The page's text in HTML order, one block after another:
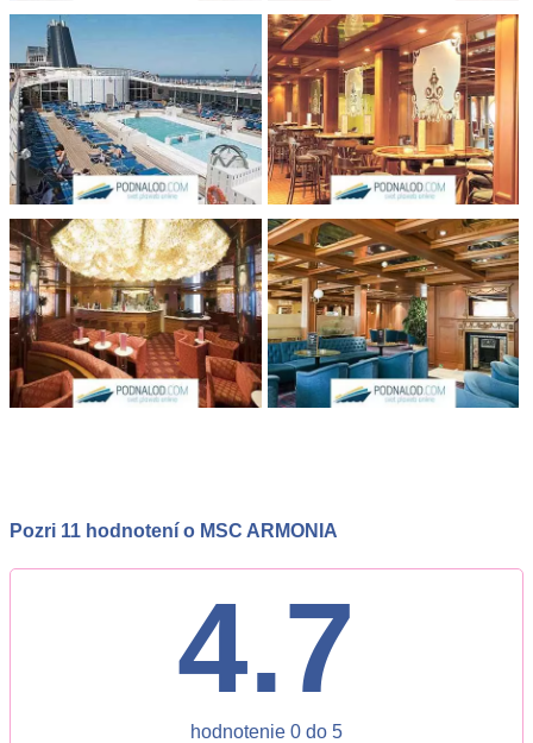
Pozri 11 hodnotení o MSC ARMONIA
4.7
hodnotenie 0 do 5